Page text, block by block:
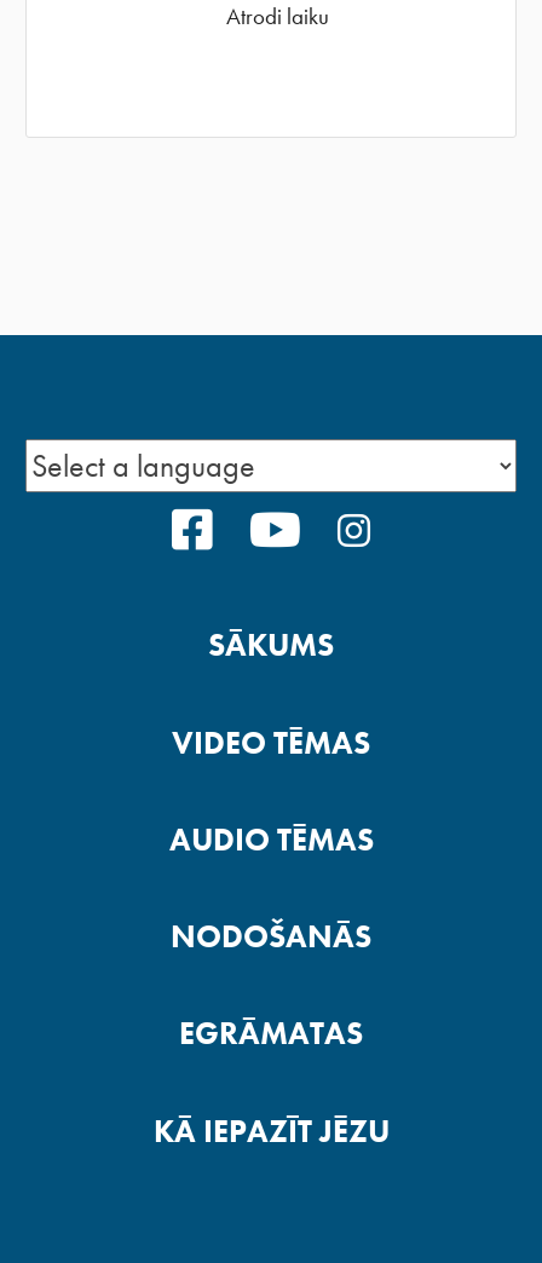
Atrodi laiku
FACEBOOKYOUTUBE
SĀKUMS
VIDEO TĒMAS
AUDIO TĒMAS
NODOŠANĀS
EGRĀMATAS
KĀ IEPAZĪT JĒZU